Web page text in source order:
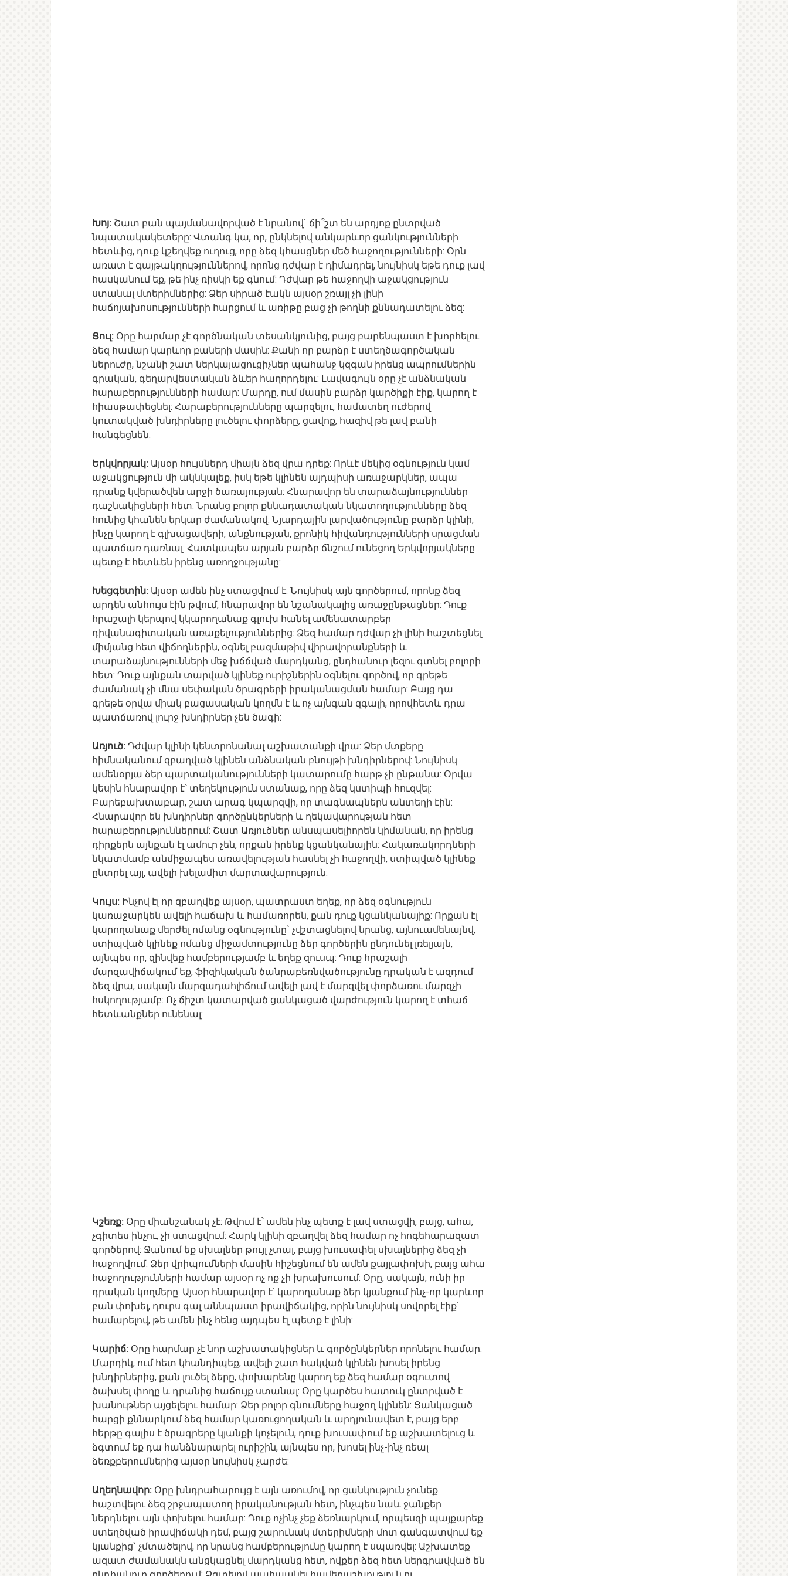
Խոյ: Շատ բան պայմանավորված է նրանով` ճի՞շտ են արդյոք ընտրված
նպատակակետերը: Վտանգ կա, որ, ընկնելով անկարևոր ցանկությունների
հետևից, դուք կշեղվեք ուղուց, որը ձեզ կհասցներ մեծ հաջողությունների: Օրն
առատ է գայթակղություններով, որոնց դժվար է դիմադրել, նույնիսկ եթե դուք լավ
հասկանում եք, թե ինչ ռիսկի եք գնում: Դժվար թե հաջողվի աջակցություն
ստանալ մտերիմներից: Ձեր սիրած էակն այսօր շռայլ չի լինի
հաճոյախոսությունների հարցում և առիթը բաց չի թողնի քննադատելու ձեզ:
Ցուլ: Օրը հարմար չէ գործնական տեսանկյունից, բայց բարենպաստ է խորհելու
ձեզ համար կարևոր բաների մասին: Քանի որ բարձր է ստեղծագործական
ներուժը, նշանի շատ ներկայացուցիչներ պահանջ կզգան իրենց ապրումներին
գրական, գեղարվեստական ձևեր հաղորդելու: Լավագույն օրը չէ անձնական
հարաբերությունների համար: Մարդը, ում մասին բարձր կարծիքի էիք, կարող է
հիասթափեցնել: Հարաբերությունները պարզելու, համատեղ ուժերով
կուտակված խնդիրները լուծելու փորձերը, ցավոք, հազիվ թե լավ բանի
հանգեցնեն:
Երկվորյակ: Այսօր հույսներդ միայն ձեզ վրա դրեք: Որևէ մեկից օգնություն կամ
աջակցություն մի ակնկալեք, իսկ եթե կլինեն այդպիսի առաջարկներ, ապա
դրանք կվերածվեն արջի ծառայության: Հնարավոր են տարաձայնություններ
դաշնակիցների հետ: Նրանց բոլոր քննադատական նկատողությունները ձեզ
հունից կհանեն երկար ժամանակով: Նյարդային լարվածությունը բարձր կլինի,
ինչը կարող է գլխացավերի, անքնության, քրոնիկ հիվանդությունների սրացման
պատճառ դառնալ: Հատկապես արյան բարձր ճնշում ունեցող Երկվորյակները
պետք է հետևեն իրենց առողջությանը:
Խեցգետին: Այսօր ամեն ինչ ստացվում է: Նույնիսկ այն գործերում, որոնք ձեզ
արդեն անհույս էին թվում, հնարավոր են նշանակալից առաջընթացներ: Դուք
հրաշալի կերպով կկարողանաք գլուխ հանել ամենատարբեր
դիվանագիտական առաքելություններից: Ձեզ համար դժվար չի լինի հաշտեցնել
միմյանց հետ վիճողներին, օգնել բազմաթիվ վիրավորանքների և
տարաձայնությունների մեջ խճճված մարդկանց, ընդհանուր լեզու գտնել բոլորի
հետ: Դուք այնքան տարված կլինեք ուրիշներին օգնելու գործով, որ գրեթե
ժամանակ չի մնա սեփական ծրագրերի իրականացման համար: Բայց դա
գրեթե օրվա միակ բացասական կողմն է և ոչ այնգան զգալի, որովհետև դրա
պատճառով լուրջ խնդիրներ չեն ծագի:
Առյուծ: Դժվար կլինի կենտրոնանալ աշխատանքի վրա: Ձեր մտքերը
հիմնականում զբաղված կլինեն անձնական բնույթի խնդիրներով: Նույնիսկ
ամենօրյա ձեր պարտականությունների կատարումը հարթ չի ընթանա: Օրվա
կեսին հնարավոր է՝ տեղեկություն ստանաք, որը ձեզ կստիպի հուզվել:
Բարեբախտաբար, շատ արագ կպարզվի, որ տագնապներն անտեղի էին:
Հնարավոր են խնդիրներ գործընկերների և ղեկավարության հետ
հարաբերություններում: Շատ Առյուծներ անսպասելիորեն կիմանան, որ իրենց
դիրքերն այնքան էլ ամուր չեն, որքան իրենք կցանկանային: Հակառակորդների
նկատմամբ անմիջապես առավելության հասնել չի հաջողվի, ստիպված կլինեք
ընտրել այլ, ավելի խելամիտ մարտավարություն:
Կույս: Ինչով էլ որ զբաղվեք այսօր, պատրաստ եղեք, որ ձեզ օգնություն
կառաջարկեն ավելի հաճախ և համառորեն, քան դուք կցանկանայիք: Որքան էլ
կարողանաք մերժել ոմանց օգնությունը` չվշտացնելով նրանց, այնուամենայնվ,
ստիպված կլինեք ոմանց միջամտությունը ձեր գործերին ընդունել լռելյայն,
այնպես որ, զինվեք համբերությամբ և եղեք զուսպ: Դուք հրաշալի
մարզավիճակում եք, ֆիզիկական ծանրաբեռնվածությունը դրական է ազդում
ձեզ վրա, սակայն մարզադահլիճում ավելի լավ է մարզվել փորձառու մարզչի
հսկողությամբ: Ոչ ճիշտ կատարված ցանկացած վարժություն կարող է տհաճ
հետևանքներ ունենալ:
Կշեռք: Օրը միանշանակ չէ: Թվում է՝ ամեն ինչ պետք է լավ ստացվի, բայց, ահա,
չգիտես ինչու, չի ստացվում: Հարկ կլինի զբաղվել ձեզ համար ոչ հոգեհարազատ
գործերով: Ջանում եք սխալներ թույլ չտալ, բայց խուսափել սխալներից ձեզ չի
հաջողվում: Ձեր վրիպումների մասին հիշեցնում են ամեն քայլափոխի, բայց ահա
հաջողությունների համար այսօր ոչ ոք չի խրախուսում: Օրը, սակայն, ունի իր
դրական կողմերը: Այսօր հնարավոր է՝ կարողանաք ձեր կյանքում ինչ-որ կարևոր
բան փոխել, դուրս գալ աննպաստ իրավիճակից, որին նույնիսկ սովորել էիք՝
համարելով, թե ամեն ինչ հենց այդպես էլ պետք է լինի:
Կարիճ: Օրը հարմար չէ նոր աշխատակիցներ և գործընկերներ որոնելու համար:
Մարդիկ, ում հետ կհանդիպեք, ավելի շատ հակված կլինեն խոսել իրենց
խնդիրներից, քան լուծել ձերը, փոխարենը կարող եք ձեզ համար օգուտով
ծախսել փողը և դրանից հաճույք ստանալ: Օրը կարծես հատուկ ընտրված է
խանութներ այցելելու համար: Ձեր բոլոր գնումները հաջող կլինեն: Ցանկացած
հարցի քննարկում ձեզ համար կառուցողական և արդյունավետ է, բայց երբ
հերթը գալիս է ծրագրերը կյանքի կոչելուն, դուք խուսափում եք աշխատելուց և
ձգտում եք դա հանձնարարել ուրիշին, այնպես որ, խոսել ինչ-ինչ ռեալ
ձեռքբերումներից այսօր նույնիսկ չարժե:
Աղեղնավոր: Օրը խնդրահարույց է այն առումով, որ ցանկություն չունեք
հաշտվելու ձեզ շրջապատող իրականության հետ, ինչպես նաև ջանքեր
ներդնելու այն փոխելու համար: Դուք ոչինչ չեք ձեռնարկում, որպեսզի պայքարեք
ստեղծված իրավիճակի դեմ, բայց շարունակ մտերիմների մոտ գանգատվում եք
կյանքից` չմտածելով, որ նրանց համբերությունը կարող է սպառվել: Աշխատեք
ազատ ժամանակն անցկացնել մարդկանց հետ, ովքեր ձեզ հետ ներգրավված են